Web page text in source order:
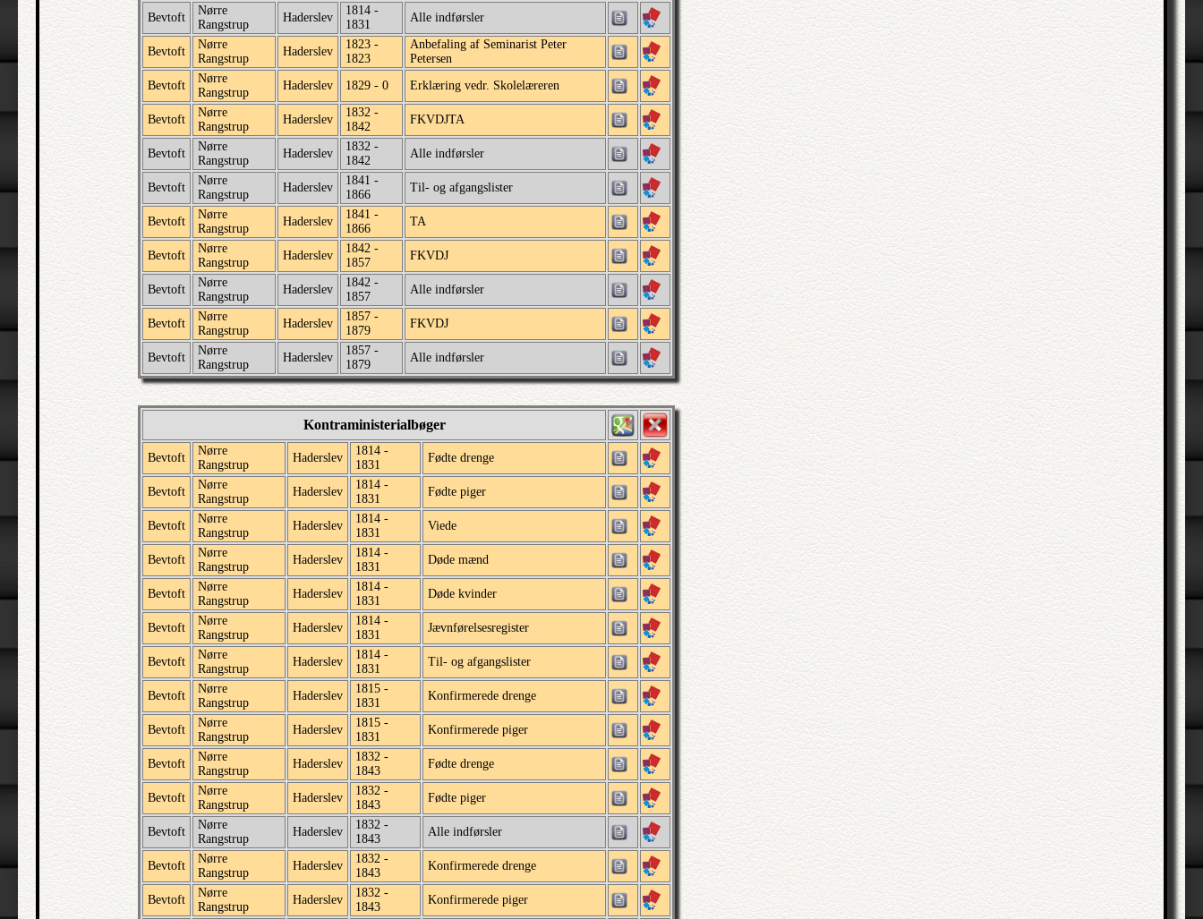
Bevtoft
Nørre
Rangstrup
Haderslev
1814 -
1831
Alle indførsler
Bevtoft
Nørre
Rangstrup
Haderslev
1823 -
1823
Anbefaling af Seminarist Peter
Petersen
Bevtoft
Nørre
Rangstrup
Haderslev 1829 - 0 Erklæring vedr. Skolelæreren
Bevtoft
Nørre
Rangstrup
Haderslev
1832 -
1842
FKVDJTA
Bevtoft
Nørre
Rangstrup
Haderslev
1832 -
1842
Alle indførsler
Bevtoft
Nørre
Rangstrup
Haderslev
1841 -
1866
Til- og afgangslister
Bevtoft
Nørre
Rangstrup
Haderslev
1841 -
1866
TA
Bevtoft
Nørre
Rangstrup
Haderslev
1842 -
1857
FKVDJ
Bevtoft
Nørre
Rangstrup
Haderslev
1842 -
1857
Alle indførsler
Bevtoft
Nørre
Rangstrup
Haderslev
1857 -
1879
FKVDJ
Bevtoft
Nørre
Rangstrup
Haderslev
1857 -
1879
Alle indførsler
Kontraministerialbøger
Bevtoft
Nørre
Rangstrup
Haderslev
1814 -
1831
Fødte drenge
Bevtoft
Nørre
Rangstrup
Haderslev
1814 -
1831
Fødte piger
Bevtoft
Nørre
Rangstrup
Haderslev
1814 -
1831
Viede
Bevtoft
Nørre
Rangstrup
Haderslev
1814 -
1831
Døde mænd
Bevtoft
Nørre
Rangstrup
Haderslev
1814 -
1831
Døde kvinder
Bevtoft
Nørre
Rangstrup
Haderslev
1814 -
1831
Jævnførelsesregister
Bevtoft
Nørre
Rangstrup
Haderslev
1814 -
1831
Til- og afgangslister
Bevtoft
Nørre
Rangstrup
Haderslev
1815 -
1831
Konfirmerede drenge
Bevtoft
Nørre
Rangstrup
Haderslev
1815 -
1831
Konfirmerede piger
Bevtoft
Nørre
Rangstrup
Haderslev
1832 -
1843
Fødte drenge
Bevtoft
Nørre
Rangstrup
Haderslev
1832 -
1843
Fødte piger
Bevtoft
Nørre
Rangstrup
Haderslev
1832 -
1843
Alle indførsler
Bevtoft
Nørre
Rangstrup
Haderslev
1832 -
1843
Konfirmerede drenge
Bevtoft
Nørre
Rangstrup
Haderslev
1832 -
1843
Konfirmerede piger